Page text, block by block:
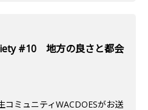
#10 地方の良さと都会
コミュニティWACDOESがお送